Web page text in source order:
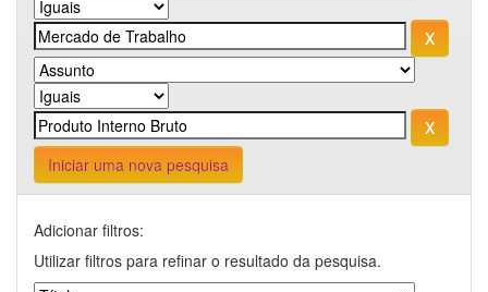
Iniciar uma nova pesquisa
Adicionar filtros:
Utilizar filtros para refinar o resultado da pesquisa.